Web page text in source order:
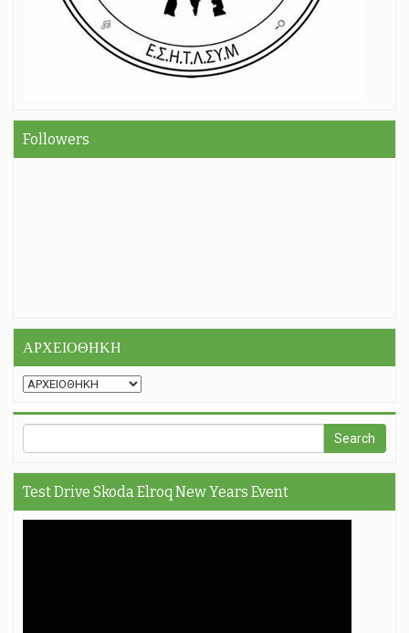
Followers
ΑΡΧΕΙΟΘΗΚΗ
Test Drive Skoda Elroq New Years Event